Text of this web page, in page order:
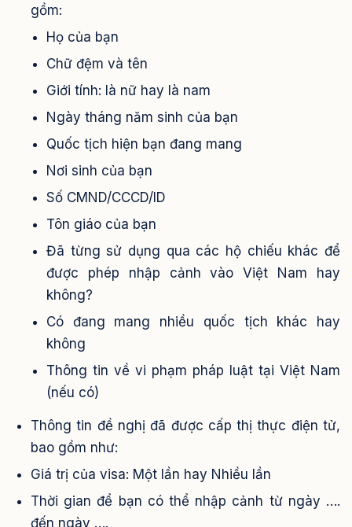
gồm:
Họ của bạn
Chữ đệm và tên
Giới tính: là nữ hay là nam
Ngày tháng năm sinh của bạn
Quốc tịch hiện bạn đang mang
Nơi sinh của bạn
Số CMND/CCCD/ID
Tôn giáo của bạn
Đã từng sử dụng qua các hộ chiếu khác để
được phép nhập cảnh vào Việt Nam hay
không?
Có đang mang nhiều quốc tịch khác hay
không
Thông tin về vi phạm pháp luật tại Việt Nam
(nếu có)
Thông tin đề nghị đã được cấp thị thực điện tử,
bao gồm như:
Giá trị của visa: Một lần hay Nhiều lần
Thời gian để bạn có thể nhập cảnh từ ngày ….
đến ngày ….